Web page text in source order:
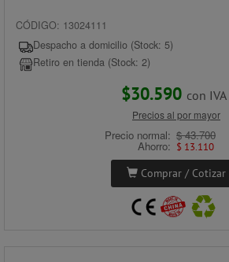
CÓDIGO: 13024111
Despacho a domicilio (Stock: 5)
Retiro en tienda (Stock: 2)
$30.590 con IVA
Precios al por mayor
Precio normal: $ 43.700
Ahorro: $ 13.110
Comprar / Cotizar